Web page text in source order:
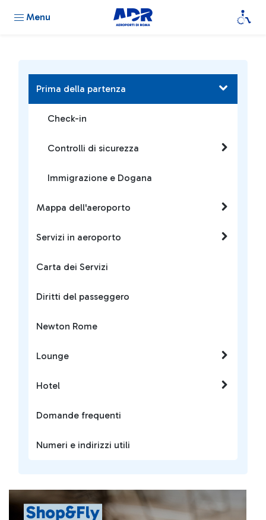
Menu
Prima della partenza
Check-in
Controlli di sicurezza
Immigrazione e Dogana
Mappa dell'aeroporto
Servizi in aeroporto
Carta dei Servizi
Diritti del passeggero
Newton Rome
Lounge
Hotel
Domande frequenti
Numeri e indirizzi utili